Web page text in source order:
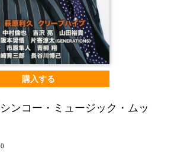
購入する
ンコー・ミュージック・ムッ